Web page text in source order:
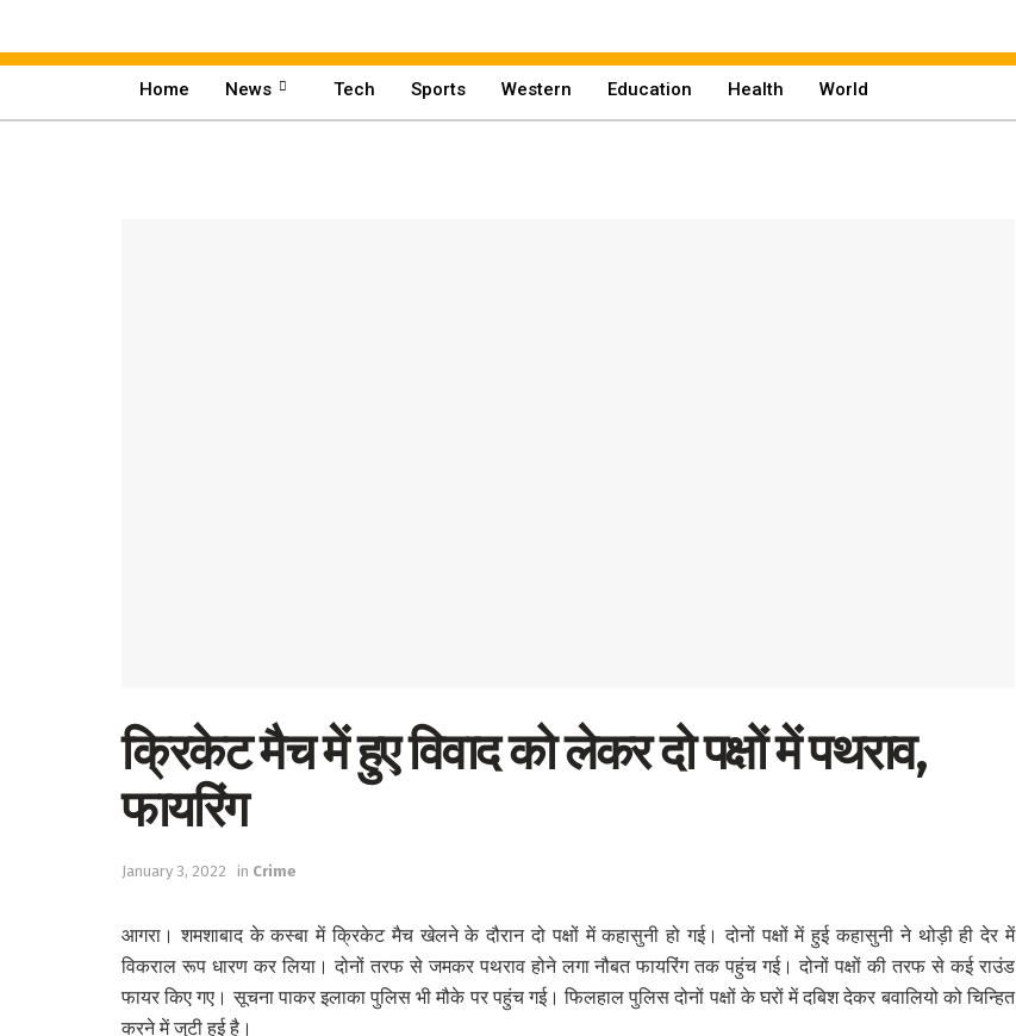
Home News Tech Sports Western Education Health World
क्रिकेट मैच में हुए विवाद को लेकर दो पक्षों में पथराव,
फायरिंग
January 3, 2022 in Crime
आगरा। शमशाबाद के कस्बा में क्रिकेट मैच खेलने के दौरान दो पक्षों में कहासुनी हो गई। दोनों पक्षों में हुई कहासुनी ने थोड़ी ही देर में
विकराल रूप धारण कर लिया। दोनों तरफ से जमकर पथराव होने लगा नौबत फायरिंग तक पहुंच गई। दोनों पक्षों की तरफ से कई राउंड
फायर किए गए। सूचना पाकर इलाका पुलिस भी मौके पर पहुंच गई। फिलहाल पुलिस दोनों पक्षों के घरों में दबिश देकर बवालियो को चिन्हित
करने में जुटी हुई है।
World